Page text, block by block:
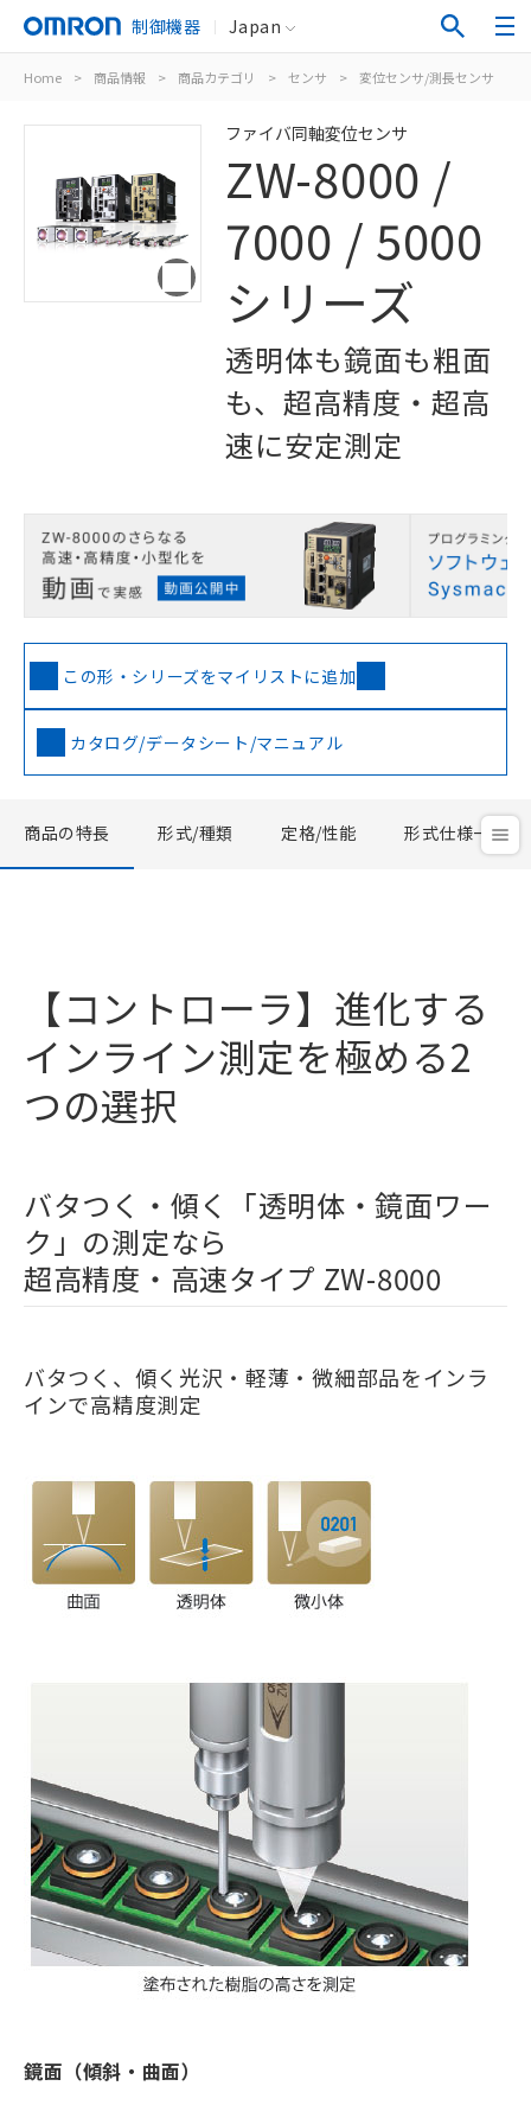
制御機器 Japan
Home > 商品情報 > 商品カテゴリ > センサ > 変位センサ/測長センサ
ファイバ同軸変位センサ
ZW-8000 /
7000 / 5000
シリーズ
透明体も鏡面も粗面
も、超高精度・超高
速に安定測定
この形・シリーズをマイリストに追加
カタログ/データシート/マニュアル
商品の特長 形式/種類 定格/性能 形式仕様一覧
【コントローラ】進化する
インライン測定を極める2
つの選択
バタつく・傾く「透明体・鏡面ワー
ク」の測定なら
超高精度・高速タイプ ZW-8000
バタつく、傾く光沢・軽薄・微細部品をインラ
インで高精度測定
鏡面（傾斜・曲面）